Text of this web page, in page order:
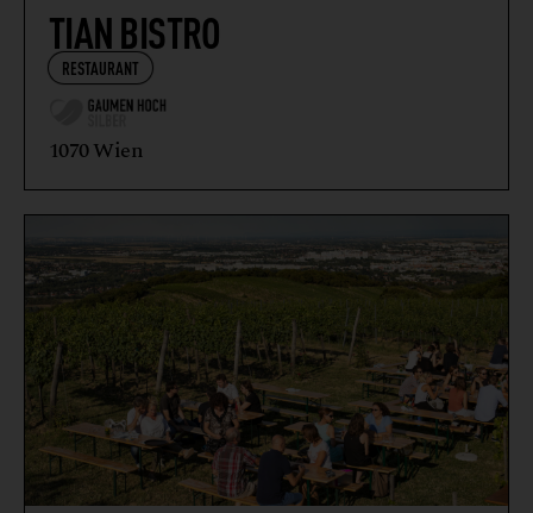
TIAN BISTRO
RESTAURANT
1070 Wien